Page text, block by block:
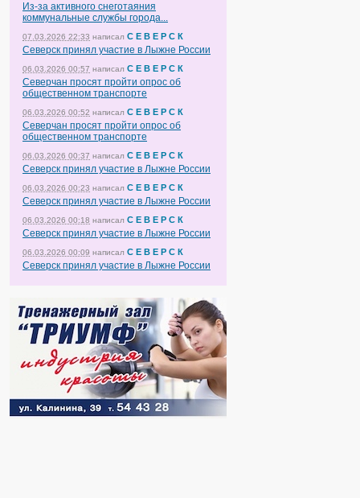
Из-за активного снеготаяния
коммунальные службы города...
07.03.2026 22:33 написал С Е В Е Р С К
Северск принял участие в Лыжне России
06.03.2026 00:57 написал С Е В Е Р С К
Северчан просят пройти опрос об
общественном транспорте
06.03.2026 00:52 написал С Е В Е Р С К
Северчан просят пройти опрос об
общественном транспорте
06.03.2026 00:37 написал С Е В Е Р С К
Северск принял участие в Лыжне России
06.03.2026 00:23 написал С Е В Е Р С К
Северск принял участие в Лыжне России
06.03.2026 00:18 написал С Е В Е Р С К
Северск принял участие в Лыжне России
06.03.2026 00:09 написал С Е В Е Р С К
Северск принял участие в Лыжне России